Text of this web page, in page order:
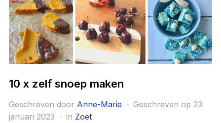
10 x zelf snoep maken
Geschreven door Anne-Marie Geschreven op 23
januari 2023
in Zoet